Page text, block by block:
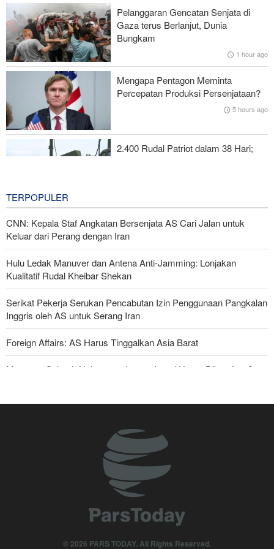
Ketergantungan Minyak dan Sanksi
Yahya Saree: Operasi Khusus di Al-Mokha—Puluhan Pasukan
Saudi Tewas dan Terluka
Pasukan Reaksi Cepat dan Pasukan Khusus AD Artesh: Garda
Terdepan Keamanan Perbatasan Iran
Ayaz Amir: Pakta Mekah Tak Jelas Lawan Siapa—AS yang Bikin
Kawasan Tak Aman!
Pelanggaran Gencatan Senjata di
Gaza terus Berlanjut, Dunia
Bungkam
1 hour ago
Mengapa Pentagon Meminta
Percepatan Produksi Persenjataan?
5 hours ago
2.400 Rudal Patriot dalam 38 Hari;
TERPOPULER
CNN: Kepala Staf Angkatan Bersenjata AS Cari Jalan untuk
Keluar dari Perang dengan Iran
Hulu Ledak Manuver dan Antena Anti-Jamming: Lonjakan
Kualitatif Rudal Kheibar Shekan
Serikat Pekerja Serukan Pencabutan Izin Penggunaan Pangkalan
Inggris oleh AS untuk Serang Iran
Foreign Affairs: AS Harus Tinggalkan Asia Barat
Mengapa Seluruh Hubungan dengan Israel Harus Dihentikan?
Bantuan Obat-obatan dari 11 Negara untuk Iran di Masa Perang
Dua Sisi Arab Saudi Diserang; 'Pakta Makkah' Hanya Bertahan
Joe Kent: Komunitas Intelijen AS Tahu Iran Tidak Buat Nuklir, Tapi
© 2026 PARS TODAY. All Rights Reserved.